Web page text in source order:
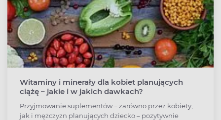
Witaminy i minerały dla kobiet planujących
ciążę – jakie i w jakich dawkach?
Przyjmowanie suplementów − zarówno przez kobiety,
jak i mężczyzn planujących dziecko – pozytywnie